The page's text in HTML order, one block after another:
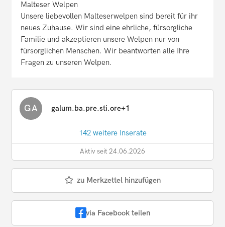
Malteser Welpen
Unsere liebevollen Malteserwelpen sind bereit für ihr
neues Zuhause. Wir sind eine ehrliche, fürsorgliche
Familie und akzeptieren unsere Welpen nur von
fürsorglichen Menschen. Wir beantworten alle Ihre
Fragen zu unseren Welpen.
GA galum.ba.pre.sti.ore+1
142 weitere Inserate
Aktiv seit 24.06.2026
zu Merkzettel hinzufügen
via Facebook teilen